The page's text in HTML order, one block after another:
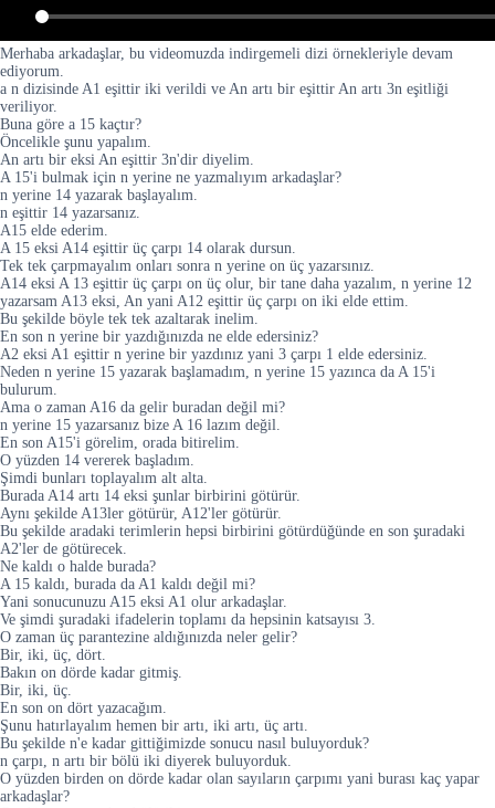
Merhaba arkadaşlar, bu videomuzda indirgemeli dizi örnekleriyle devam
ediyorum.
a n dizisinde A1 eşittir iki verildi ve An artı bir eşittir An artı 3n eşitliği
veriliyor.
Buna göre a 15 kaçtır?
Öncelikle şunu yapalım.
An artı bir eksi An eşittir 3n'dir diyelim.
A 15'i bulmak için n yerine ne yazmalıyım arkadaşlar?
n yerine 14 yazarak başlayalım.
n eşittir 14 yazarsanız.
A15 elde ederim.
A 15 eksi A14 eşittir üç çarpı 14 olarak dursun.
Tek tek çarpmayalım onları sonra n yerine on üç yazarsınız.
A14 eksi A 13 eşittir üç çarpı on üç olur, bir tane daha yazalım, n yerine 12
yazarsam A13 eksi, An yani A12 eşittir üç çarpı on iki elde ettim.
Bu şekilde böyle tek tek azaltarak inelim.
En son n yerine bir yazdığınızda ne elde edersiniz?
A2 eksi A1 eşittir n yerine bir yazdınız yani 3 çarpı 1 elde edersiniz.
Neden n yerine 15 yazarak başlamadım, n yerine 15 yazınca da A 15'i
bulurum.
Ama o zaman A16 da gelir buradan değil mi?
n yerine 15 yazarsanız bize A 16 lazım değil.
En son A15'i görelim, orada bitirelim.
O yüzden 14 vererek başladım.
Şimdi bunları toplayalım alt alta.
Burada A14 artı 14 eksi şunlar birbirini götürür.
Aynı şekilde A13ler götürür, A12'ler götürür.
Bu şekilde aradaki terimlerin hepsi birbirini götürdüğünde en son şuradaki
A2'ler de götürecek.
Ne kaldı o halde burada?
A 15 kaldı, burada da A1 kaldı değil mi?
Yani sonucunuzu A15 eksi A1 olur arkadaşlar.
Ve şimdi şuradaki ifadelerin toplamı da hepsinin katsayısı 3.
O zaman üç parantezine aldığınızda neler gelir?
Bir, iki, üç, dört.
Bakın on dörde kadar gitmiş.
Bir, iki, üç.
En son on dört yazacağım.
Şunu hatırlayalım hemen bir artı, iki artı, üç artı.
Bu şekilde n'e kadar gittiğimizde sonucu nasıl buluyorduk?
n çarpı, n artı bir bölü iki diyerek buluyorduk.
O yüzden birden on dörde kadar olan sayıların çarpımı yani burası kaç yapar
arkadaşlar?